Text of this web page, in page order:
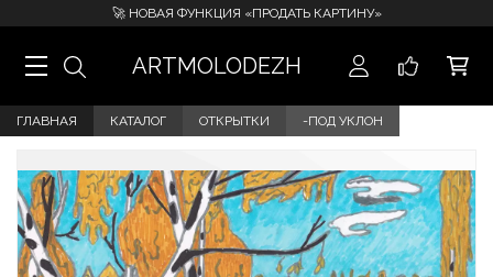
🚀 НОВАЯ ФУНКЦИЯ «ПРОДАТЬ КАРТИНУ»
ARTMOLODEZH
ГЛАВНАЯ КАТАЛОГ ОТКРЫТКИ -ПОД УКЛОН